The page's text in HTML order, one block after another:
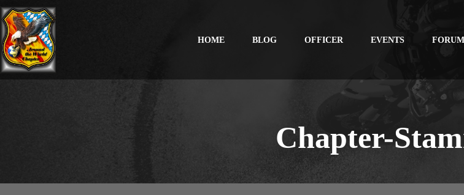
HOME BLOG OFFICER EVENTS FORUM
Chapter-